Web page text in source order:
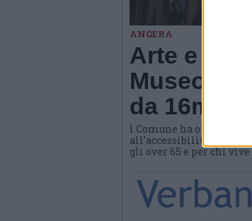
ANGERA
Arte e
Museo di
da 16mila
l Comune ha ottenuto
all'accessibilità e
gli over 65 e per chi